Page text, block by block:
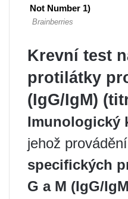
Krevní test
protilátky
(IgG/IgM)
Imunologický
jehož
specifických
G a M (IgG/